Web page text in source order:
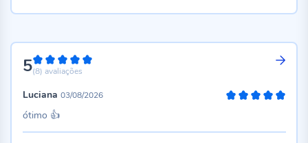
5100%
(8) avaliações
Luciana 03/08/2026
ótimo 👍